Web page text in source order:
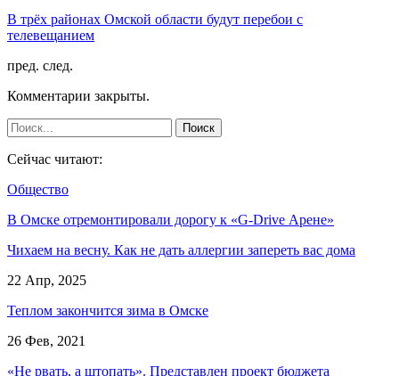
В трёх районах Омской области будут перебои с
телевещанием
пред. след.
Комментарии закрыты.
Сейчас читают:
Общество
В Омске отремонтировали дорогу к «G-Drive Арене»
Чихаем на весну. Как не дать аллергии запереть вас дома
22 Апр, 2025
Теплом закончится зима в Омске
26 Фев, 2021
«Не рвать, а штопать». Представлен проект бюджета